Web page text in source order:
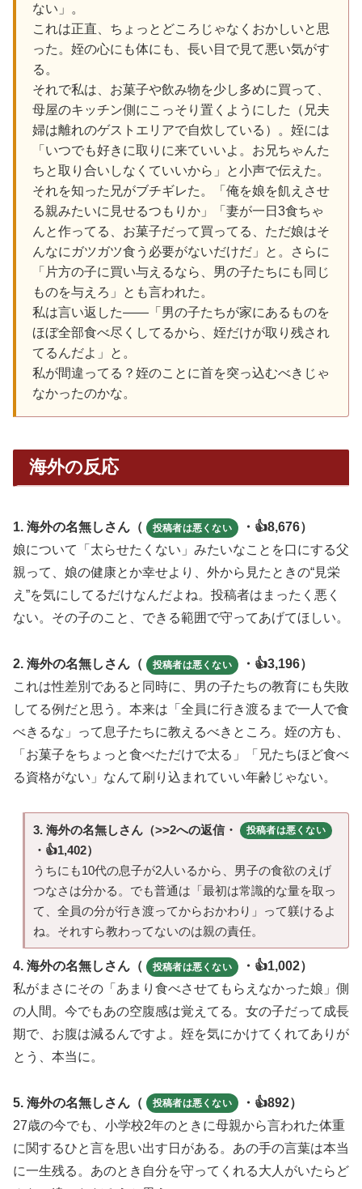
ない」。
これは正直、ちょっとどころじゃなくおかしいと思
った。姪の心にも体にも、長い目で見て悪い気がす
る。
それで私は、お菓子や飲み物を少し多めに買って、
母屋のキッチン側にこっそり置くようにした（兄夫
婦は離れのゲストエリアで自炊している）。姪には
「いつでも好きに取りに来ていいよ。お兄ちゃんた
ちと取り合いしなくていいから」と小声で伝えた。
それを知った兄がブチギレた。「俺を娘を飢えさせ
る親みたいに見せるつもりか」「妻が一日3食ちゃ
んと作ってる、お菓子だって買ってる、ただ娘はそ
んなにガツガツ食う必要がないだけだ」と。さらに
「片方の子に買い与えるなら、男の子たちにも同じ
ものを与えろ」とも言われた。
私は言い返した——「男の子たちが家にあるものを
ほぼ全部食べ尽くしてるから、姪だけが取り残され
てるんだよ」と。
私が間違ってる？姪のことに首を突っ込むべきじゃ
なかったのかな。
海外の反応
1. 海外の名無しさん（ 投稿者は悪くない
・👍8,676）
娘について「太らせたくない」みたいなことを口にする父
親って、娘の健康とか幸せより、外から見たときの“見栄
え”を気にしてるだけなんだよね。投稿者はまったく悪く
ない。その子のこと、できる範囲で守ってあげてほしい。
2. 海外の名無しさん（ 投稿者は悪くない
・👍3,196）
これは性差別であると同時に、男の子たちの教育にも失敗
してる例だと思う。本来は「全員に行き渡るまで一人で食
べきるな」って息子たちに教えるべきところ。姪の方も、
「お菓子をちょっと食べただけで太る」「兄たちほど食べ
る資格がない」なんて刷り込まれていい年齢じゃない。
3. 海外の名無しさん（>>2への返信・ 投稿者は悪くない
・👍1,402）
うちにも10代の息子が2人いるから、男子の食欲のえげ
つなさは分かる。でも普通は「最初は常識的な量を取っ
て、全員の分が行き渡ってからおかわり」って躾けるよ
ね。それすら教わってないのは親の責任。
4. 海外の名無しさん（ 投稿者は悪くない
・👍1,002）
私がまさにその「あまり食べさせてもらえなかった娘」側
の人間。今でもあの空腹感は覚えてる。女の子だって成長
期で、お腹は減るんですよ。姪を気にかけてくれてありが
とう、本当に。
5. 海外の名無しさん（ 投稿者は悪くない
・👍892）
27歳の今でも、小学校2年のときに母親から言われた体重
に関するひと言を思い出す日がある。あの手の言葉は本当
に一生残る。あのとき自分を守ってくれる大人がいたらど